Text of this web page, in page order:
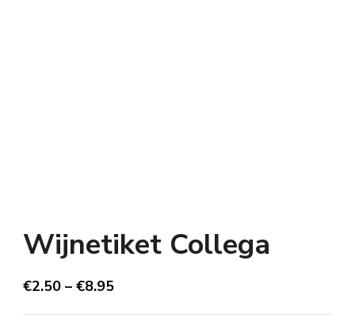
Wijnetiket Collega
€2.50 – €8.95